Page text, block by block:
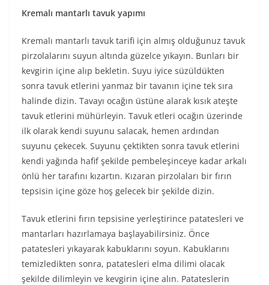
Kremalı mantarlı tavuk yapımı
Kremalı mantarlı tavuk tarifi için almış olduğunuz tavuk
pirzolalarını suyun altında güzelce yıkayın. Bunları bir
kevgirin içine alıp bekletin. Suyu iyice süzüldükten
sonra tavuk etlerini yanmaz bir tavanın içine tek sıra
halinde dizin. Tavayı ocağın üstüne alarak kısık ateşte
tavuk etlerini mühürleyin. Tavuk etleri ocağın üzerinde
ilk olarak kendi suyunu salacak, hemen ardından
suyunu çekecek. Suyunu çektikten sonra tavuk etlerini
kendi yağında hafif şekilde pembeleşinceye kadar arkalı
önlü her tarafını kızartın. Kızaran pirzolaları bir fırın
tepsisin içine göze hoş gelecek bir şekilde dizin.
Tavuk etlerini fırın tepsisine yerleştirince patatesleri ve
mantarları hazırlamaya başlayabilirsiniz. Önce
patatesleri yıkayarak kabuklarını soyun. Kabuklarını
temizledikten sonra, patatesleri elma dilimi olacak
şekilde dilimleyin ve kevgirin içine alın. Patateslerin